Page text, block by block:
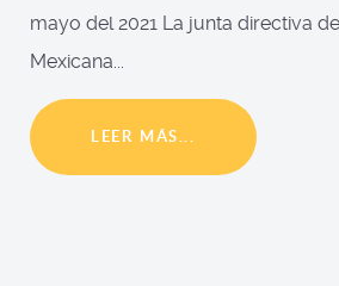
mayo del 2021 La junta directiva
Mexicana...
LEER MÁS...